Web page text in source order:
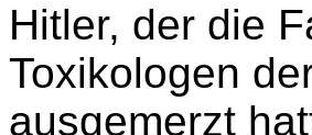
Hitler, der die
Toxikologen
ausgemerzt